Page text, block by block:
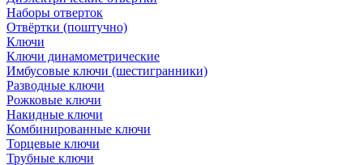
Наборы отверток
Отвёртки (поштучно)
Ключи
Ключи динамометрические
Имбусовые ключи (шестигранники)
Разводные ключи
Рожковые ключи
Накидные ключи
Комбинированные ключи
Торцевые ключи
Трубные ключи